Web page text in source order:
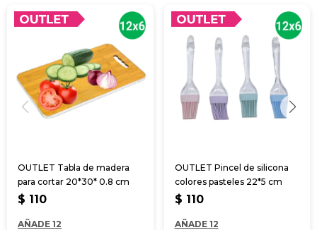
OUTLET Tabla de madera
para cortar 20*30* 0.8 cm
$ 110
AÑADE 12
OUTLET Pincel de silicona
colores pasteles 22*5 cm
$ 110
AÑADE 12